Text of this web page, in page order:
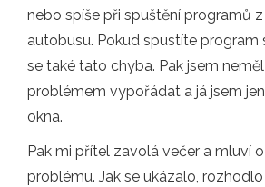
nebo spíše při spuštění programů
autobusu. Pokud spustíte program
se také tato chyba. Pak jsem
problémem vypořádat a já jsem
okna.
Pak mi přítel zavolá večer a mluví
problému. Jak se ukázalo,